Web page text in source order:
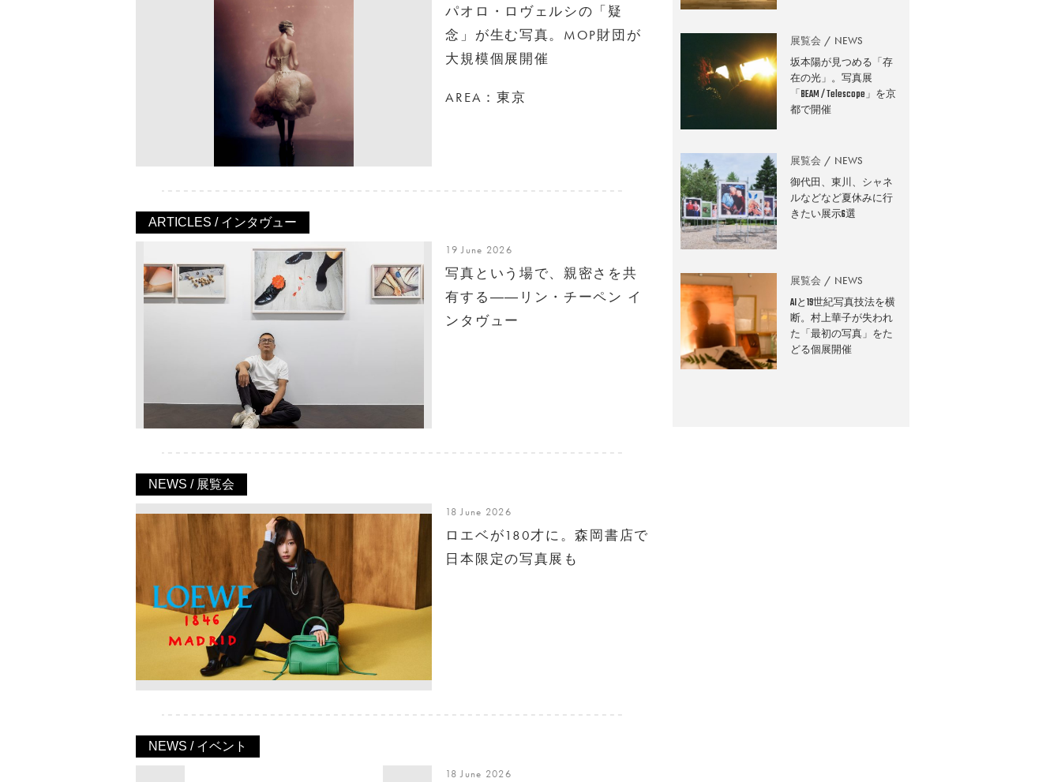
パオロ・ロヴェルシの「疑
念」が生む写真。MOP財団が
大規模個展開催
AREA：東京
ARTICLES / インタヴュー
19 June 2026
写真という場で、親密さを共
有する――リン・チーペン イ
ンタヴュー
NEWS / 展覧会
18 June 2026
ロエベが180才に。森岡書店で
日本限定の写真展も
NEWS / イベント
18 June 2026
展覧会 NEWS
坂本陽が見つめる「存
在の光」。写真展
「BEAM / Telescope」を京
都で開催
展覧会 NEWS
御代田、東川、シャネ
ルなどなど夏休みに行
きたい展示6選
展覧会 NEWS
AIと19世紀写真技法を横
断。村上華子が失われ
た「最初の写真」をた
どる個展開催